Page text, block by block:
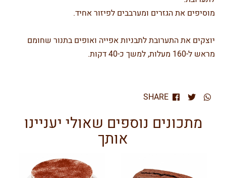
מוסיפים את הגזרים ומערבבים לפיזור אחיד.
יוצקים את התערובת לתבניות אפייה ואופים בתנור שחומם
מראש ל-160 מעלות, למשך כ-40 דקות.
SHARE
מתכונים נוספים שאולי יעניינו
אותך